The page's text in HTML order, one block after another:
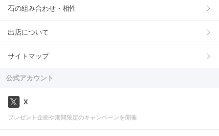
石の組み合わせ・相性
出店について
サイトマップ
公式アカウント
X
プレゼント企画や期間限定のキャンペーンを開催